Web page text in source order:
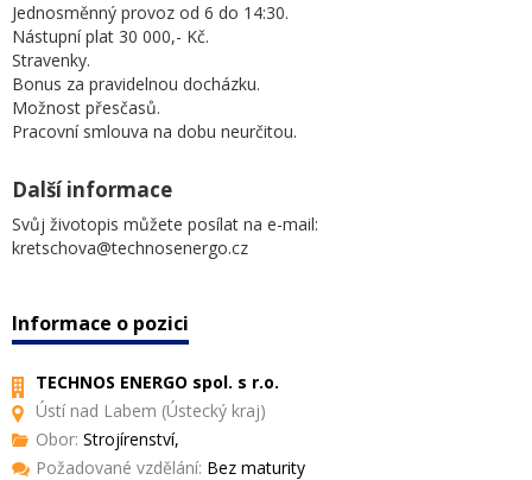
Jednosměnný provoz od 6 do 14:30.
Nástupní plat 30 000,- Kč.
Stravenky.
Bonus za pravidelnou docházku.
Možnost přesčasů.
Pracovní smlouva na dobu neurčitou.
Další informace
Svůj životopis můžete posílat na e-mail:
kretschova@technosenergo.cz
Informace o pozici
TECHNOS ENERGO spol. s r.o.
Ústí nad Labem (Ústecký kraj)
Obor: Strojírenství,
Požadované vzdělání: Bez maturity